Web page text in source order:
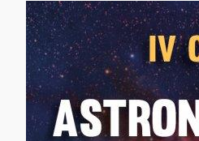
la
navegación